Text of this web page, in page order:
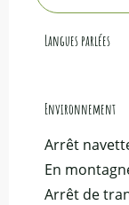
Langues parlées
Langues parlées
Environnement
Environnement
Arrêt
En
Arrêt de